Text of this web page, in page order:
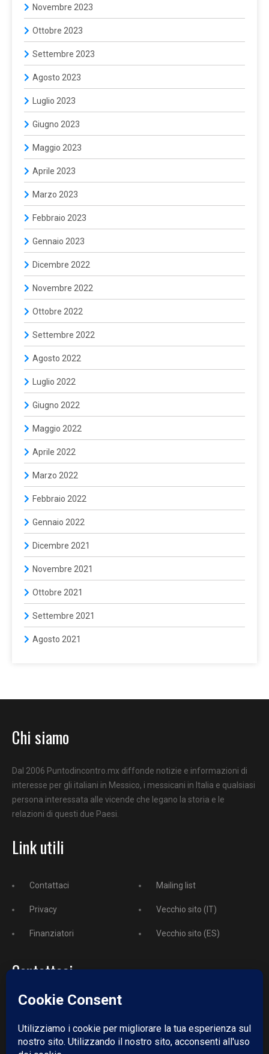
Novembre 2023
Ottobre 2023
Settembre 2023
Agosto 2023
Luglio 2023
Giugno 2023
Maggio 2023
Aprile 2023
Marzo 2023
Febbraio 2023
Gennaio 2023
Dicembre 2022
Novembre 2022
Ottobre 2022
Settembre 2022
Agosto 2022
Luglio 2022
Giugno 2022
Maggio 2022
Aprile 2022
Marzo 2022
Febbraio 2022
Gennaio 2022
Dicembre 2021
Novembre 2021
Ottobre 2021
Settembre 2021
Agosto 2021
Chi siamo
Dal 2006 Puntodincontro.mx diffonde notizie e informazioni di
interesse per gli italiani in Messico, i messicani in Italia e qualsiasi
persona interessata alle vicende che legano la storia e le
relazioni di questi due Paesi.
Link utili
Contattaci
Privacy
Finanziatori
Mailing list
Vecchio sito (IT)
Vecchio sito (ES)
Contattaci
Telefono:+52 729 243 3743
Email:
redazione@puntodincontro.mx